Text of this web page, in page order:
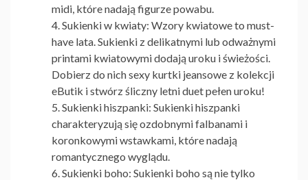
midi, które nadają figurze powabu.
Sukienki w kwiaty: Wzory kwiatowe to must-
have lata. Sukienki z delikatnymi lub odważnymi
printami kwiatowymi dodają uroku i świeżości.
Dobierz do nich sexy kurtki jeansowe z kolekcji
eButik i stwórz śliczny letni duet pełen uroku!
Sukienki hiszpanki: Sukienki hiszpanki
charakteryzują się ozdobnymi falbanami i
koronkowymi wstawkami, które nadają
romantycznego wyglądu.
Sukienki boho: Sukienki boho są nie tylko